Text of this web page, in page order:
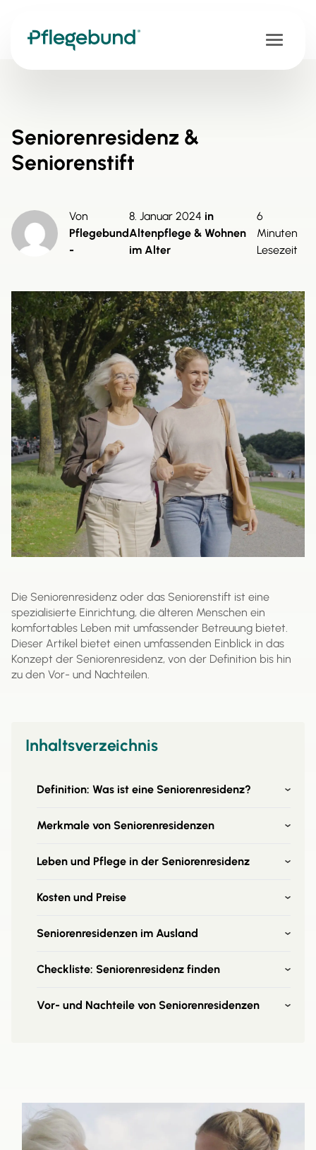
Seniorenresidenz &
Seniorenstift
Von
Pflegebund
-
8. Januar 2024 in
Altenpflege & Wohnen
im Alter
6
Minuten
Lesezeit
Die Seniorenresidenz oder das Seniorenstift ist eine
spezialisierte Einrichtung, die älteren Menschen ein
komfortables Leben mit umfassender Betreuung bietet.
Dieser Artikel bietet einen umfassenden Einblick in das
Konzept der Seniorenresidenz, von der Definition bis hin
zu den Vor- und Nachteilen.
Inhaltsverzeichnis
Definition: Was ist eine Seniorenresidenz?
Merkmale von Seniorenresidenzen
Leben und Pflege in der Seniorenresidenz
Kosten und Preise
Seniorenresidenzen im Ausland
Checkliste: Seniorenresidenz finden
Vor- und Nachteile von Seniorenresidenzen